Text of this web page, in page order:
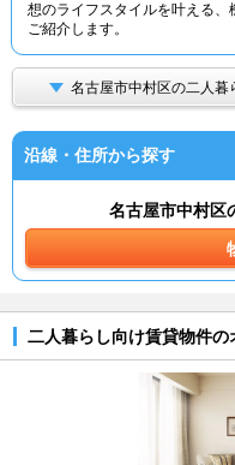
想のライフスタイルを叶える
ご紹介します。
名古屋市中村区の二人暮
沿線・住所から探す
名古屋市中村区
二人暮らし向け賃貸物件の